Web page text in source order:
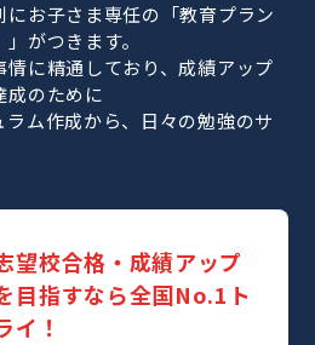
にお子さま専任の「教育プラン
がつきます。
に精通しており、成績アップ
成のために
ム作成から、日々の勉強のサ
望校合格・成績アップ
目指すなら全国No.1ト
イ！